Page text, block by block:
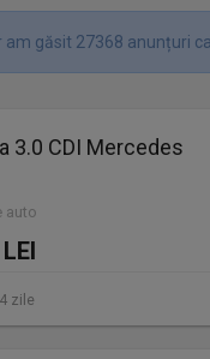
găsit 27368 anunțuri
3.0 CDI Mercedes
auto
zile